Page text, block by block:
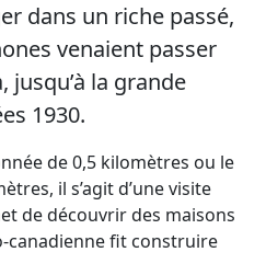
dans un riche passé,
venaient passer
jusqu’à la grande
1930.
de 0,5 kilomètres ou le
il s’agit d’une visite
de découvrir des maisons
canadienne fit construire